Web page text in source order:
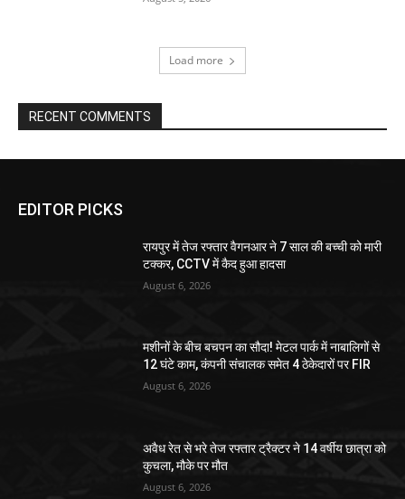
Load more
RECENT COMMENTS
EDITOR PICKS
रायपुर में तेज रफ्तार वैगनआर ने 7 साल की बच्ची को मारी
टक्कर, CCTV में कैद हुआ हादसा
August 6, 2026
मशीनों के बीच बचपन का सौदा! मेटल पार्क में नाबालिगों से
12 घंटे काम, कंपनी संचालक समेत 4 ठेकेदारों पर FIR
August 6, 2026
अवैध रेत से भरे तेज रफ्तार ट्रैक्टर ने 14 वर्षीय छात्रा को
कुचला, मौके पर मौत
August 6, 2026